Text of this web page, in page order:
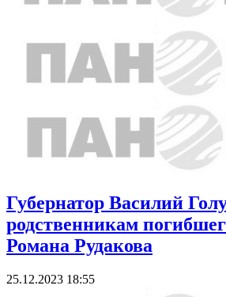
Губернатор Василий
родственникам
Романа Рудакова
25.12.2023 18:55